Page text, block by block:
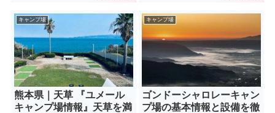
キャンプ場
熊本県｜天草 『ユメール
キャンプ場情報』天草を満
キャンプ場
ゴンドーシャロレーキャン
プ場の基本情報と設備を徹